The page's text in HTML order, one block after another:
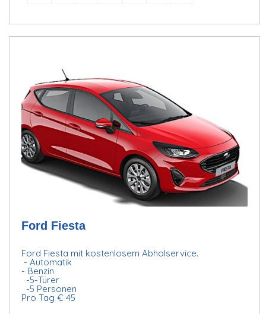
Ford Fiesta
Ford Fiesta mit kostenlosem Abholservice.
- Automatik
- Benzin
-5-Türer
-5 Personen
Pro Tag € 45